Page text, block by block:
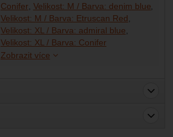
Conifer Velikost: M / Barva: denim blue
Velikost: M / Barva: Etruscan Red
Velikost: XL / Barva: admiral blue
Velikost: XL / Barva: ConiferVelikost: XL /
Velikost: XL /
Zobrazit více